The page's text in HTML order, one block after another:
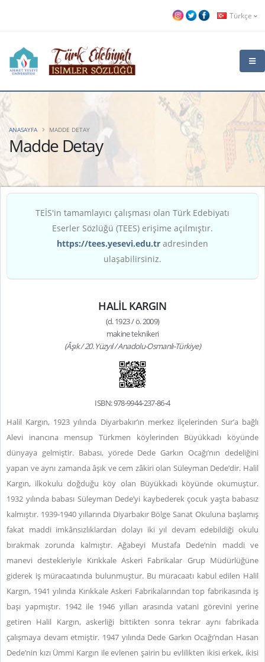
Türkçe
Madde Detay
ANASAYFA MADDE DETAY
TEİS'in tamamlayıcı çalışması olan Türk Edebiyatı
Eserler Sözlüğü (TEES) erişime açılmıştır.
https://tees.yesevi.edu.tr adresinden
ulaşabilirsiniz.
HALİL KARGIN
(d. 1923 / ö. 2009)
makine teknikeri
(Âşık / 20. Yüzyıl / Anadolu-Osmanlı-Türkiye)
ISBN: 978-9944-237-86-4
Halil Kargın, 1923 yılında Diyarbakır’ın merkez ilçelerinden Sur’a bağlı
Alevi inancına mensup Türkmen köylerinden Büyükkadı köyünde
dünyaya gelmiştir. Babası, yörede Dede Garkın Ocağı’nın dedeliğini
yapan ve aynı zamanda âşık ve cem zâkiri olan Süleyman Dede’dir. Halil
Kargın, ilkokulu doğduğu köy olan Büyükkadı köyünde okumuştur.
1932 yılında babası Süleyman Dede’yi kaybederek çocuk yaşta babasız
kalmıştır. 1939-1940 yıllarında Diyarbakır Bölge Sanat Okuluna başlamış
fakat maddi imkânsızlıklardan dolayı iki yıl devam edebildiği okulu
bırakmak zorunda kalmıştır. Ağabeyi Mustafa Dede’nin maddi ve
manevi destekleriyle Kırıkkale Askeri Fabrikalar Grup Müdürlüğüne
giderek iş müracaatında bulunmuştur. Bu müracaatı kabul edilen Halil
Kargın, 1941 yılında Kırıkkale Askeri Fabrikalarından top fabrikasında iş
başı yapmıştır. 1942 ile 1946 yılları arasında vatani görevini yerine
getiren Halil Kargın, askerliği bittikten sonra tekrar aynı fabrikada
çalışmaya devam etmiştir. 1947 yılında Dede Garkın Ocağı’ndan Hasan
Dede’nin kızı Ümmi Kargın ile evlenen şairin bu evlilikten ikisi erkek, ikisi